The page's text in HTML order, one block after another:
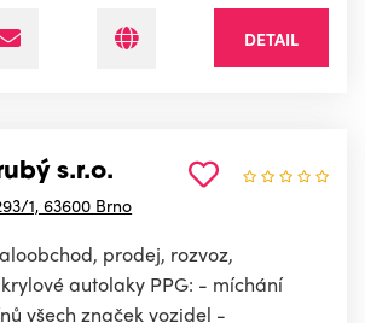
DETAIL
s.r.o.
1, 63600 Brno
prodej, rozvoz,
autolaky PPG: - míchání
všech značek vozidel -